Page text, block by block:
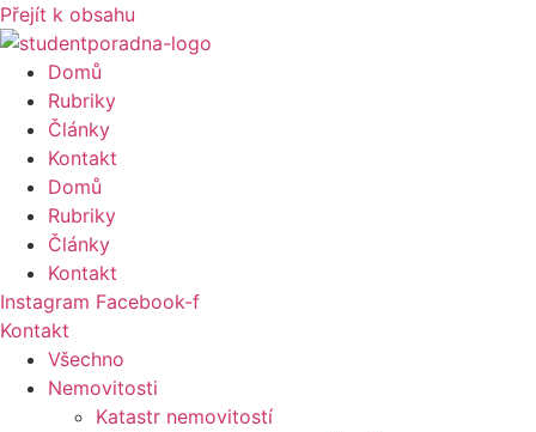
Přejít k obsahu
Domů
Rubriky
Články
Kontakt
Domů
Rubriky
Články
Kontakt
Instagram Facebook-f
Kontakt
Všechno
Nemovitosti
Katastr nemovitostí